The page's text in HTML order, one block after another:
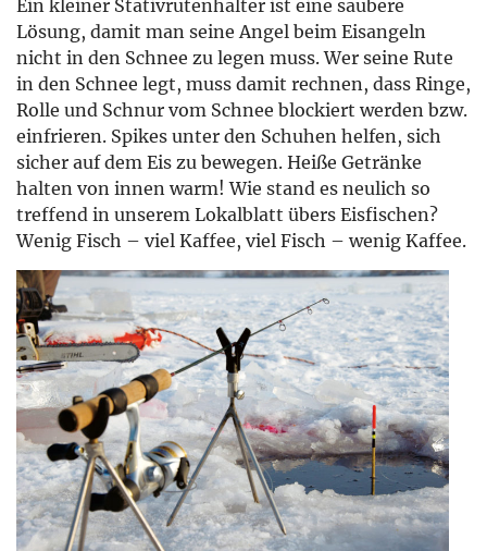
Ein kleiner Stativrutenhalter ist eine saubere
Lösung, damit man seine Angel beim Eisangeln
nicht in den Schnee zu legen muss. Wer seine Rute
in den Schnee legt, muss damit rechnen, dass Ringe,
Rolle und Schnur vom Schnee blockiert werden bzw.
einfrieren. Spikes unter den Schuhen helfen, sich
sicher auf dem Eis zu bewegen. Heiße Getränke
halten von innen warm! Wie stand es neulich so
treffend in unserem Lokalblatt übers Eisfischen?
Wenig Fisch – viel Kaffee, viel Fisch – wenig Kaffee.